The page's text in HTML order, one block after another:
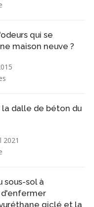
qui se
maison neuve ?
dalle de béton du
2021
sous-sol à
d'enfermer
giclé et la